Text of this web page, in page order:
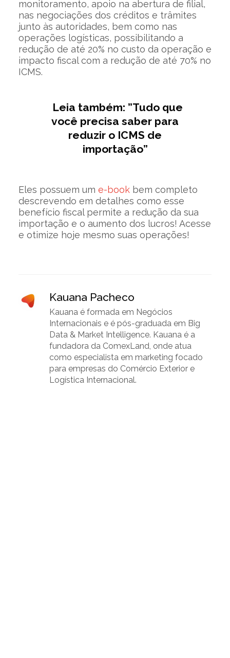
monitoramento, apoio na abertura de filial,
nas negociações dos créditos e trâmites
junto às autoridades, bem como nas
operações logísticas, possibilitando a
redução de até 20% no custo da operação e
impacto fiscal com a redução de até 70% no
ICMS.
Leia também: ”Tudo que
você precisa saber para
reduzir o ICMS de
importação”
Eles possuem um e-bookbem completo
descrevendo em detalhes como esse
benefício fiscal permite a redução da sua
importação e o aumento dos lucros! Acesse
e otimize hoje mesmo suas operações!
Kauana Pacheco
Kauana é formada em Negócios
Internacionais e é pós-graduada em Big
Data & Market Intelligence. Kauana é a
fundadora da ComexLand, onde atua
como especialista em marketing focado
para empresas do Comércio Exterior e
Logística Internacional.